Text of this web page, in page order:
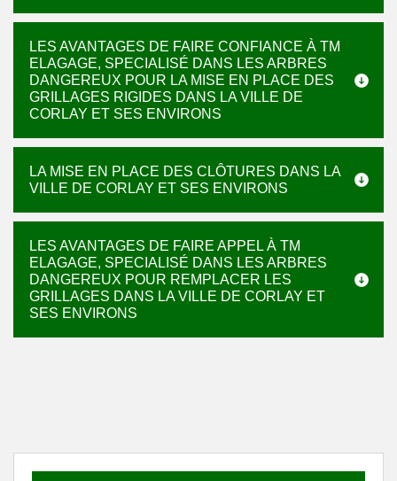
LES AVANTAGES DE FAIRE CONFIANCE À TM
ELAGAGE, SPECIALISÉ DANS LES ARBRES
DANGEREUX POUR LA MISE EN PLACE DES
GRILLAGES RIGIDES DANS LA VILLE DE
CORLAY ET SES ENVIRONS
LA MISE EN PLACE DES CLÔTURES DANS LA
VILLE DE CORLAY ET SES ENVIRONS
LES AVANTAGES DE FAIRE APPEL À TM
ELAGAGE, SPECIALISÉ DANS LES ARBRES
DANGEREUX POUR REMPLACER LES
GRILLAGES DANS LA VILLE DE CORLAY ET
SES ENVIRONS